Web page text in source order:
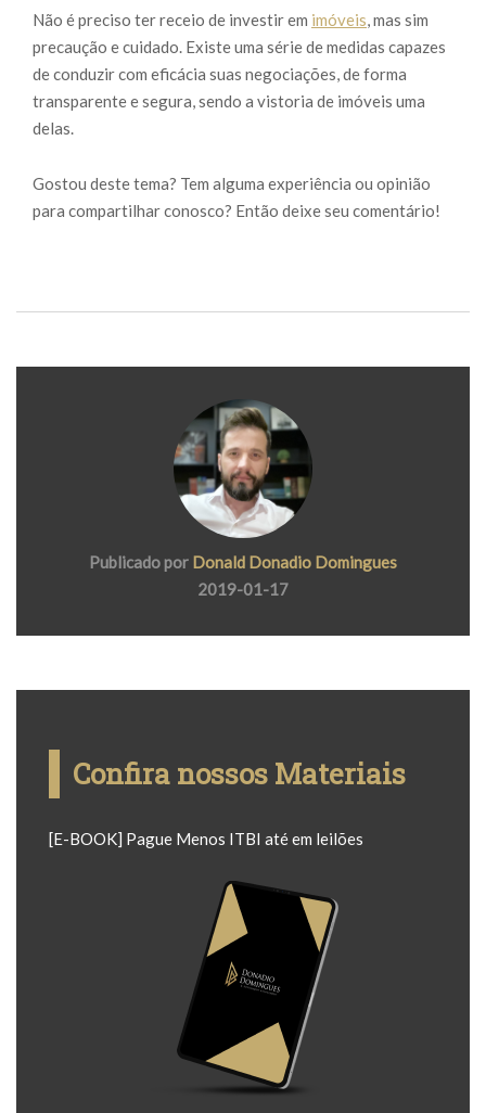
Não é preciso ter receio de investir em imóveis, mas sim
precaução e cuidado. Existe uma série de medidas capazes
de conduzir com eficácia suas negociações, de forma
transparente e segura, sendo a vistoria de imóveis uma
delas.
Gostou deste tema? Tem alguma experiência ou opinião
para compartilhar conosco? Então deixe seu comentário!
Publicado por Donald Donadio Domingues
2019-01-17
Confira nossos Materiais
[E-BOOK] Pague Menos ITBI até em leilões